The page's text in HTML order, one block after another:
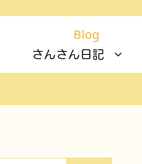
Blog
さんさん日記